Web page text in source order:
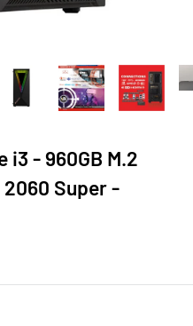
i3 - 960GB M.2
2060 Super -